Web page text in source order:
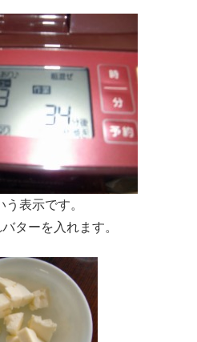
表示です。
ターを入れます。